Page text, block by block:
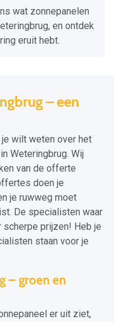
wat zonnepanelen
en ontdek
eruit hebt.
– een
wilt weten over het
Weteringbrug. Wij
van de offerte
doen je
je ruwweg moet
De specialisten waar
prijzen! Heb je
staan voor je
– groen en
er uit ziet,